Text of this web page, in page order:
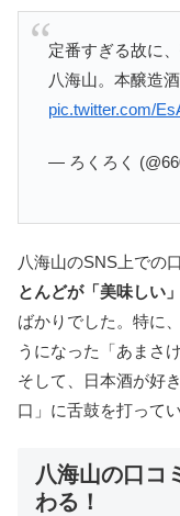
定番すぎる故に
八海山。本醸造
pic.twitter.com/
— ろくろく
八海山のSNS上での
とんどが「美味しい
ばかりでした。特に
うになった「あまさ
そして、日本酒が好
口」に舌鼓を打って
八海山の口コ
わる！